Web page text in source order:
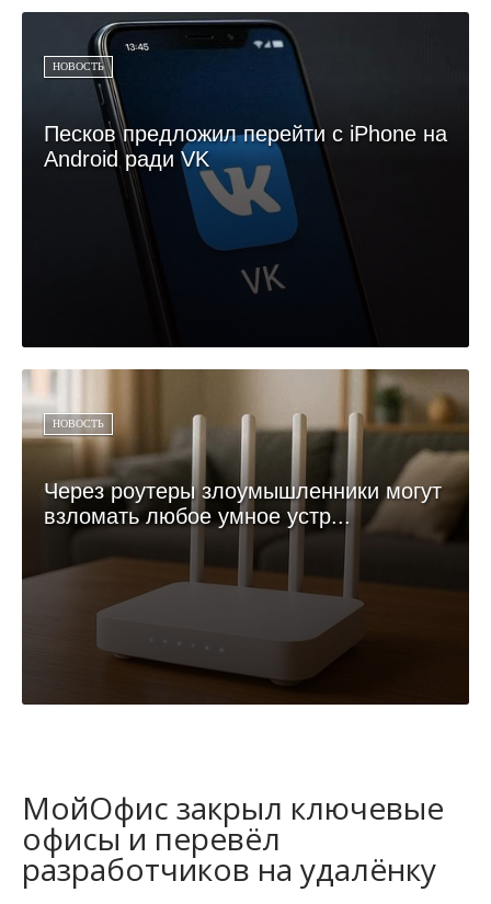
НОВОСТЬ
Песков предложил перейти с iPhone на
Android ради VK
НОВОСТЬ
Через роутеры злоумышленники могут
взломать любое умное устр...
МойОфис закрыл ключевые
офисы и перевёл
разработчиков на удалёнку